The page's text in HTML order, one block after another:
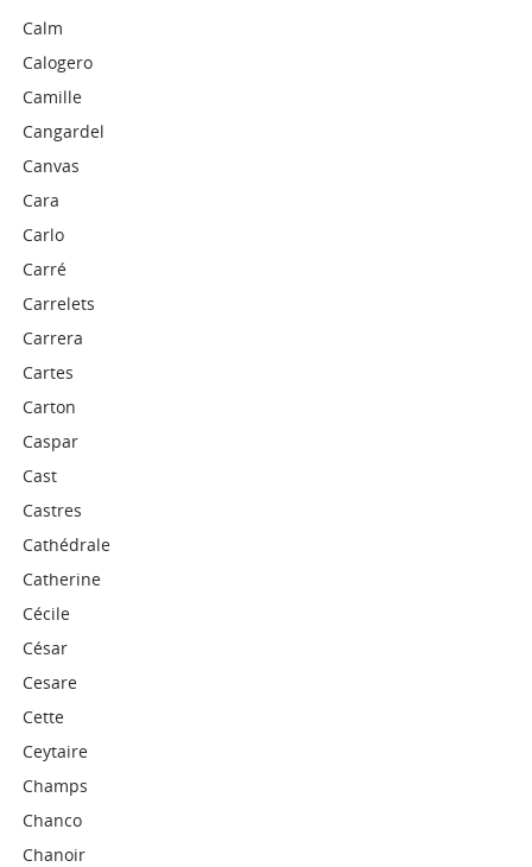
Calm
Calogero
Camille
Cangardel
Canvas
Cara
Carlo
Carré
Carrelets
Carrera
Cartes
Carton
Caspar
Cast
Castres
Cathédrale
Catherine
Cécile
César
Cesare
Cette
Ceytaire
Champs
Chanco
Chanoir